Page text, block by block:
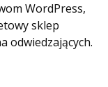
WordPress,
sklep
odwiedzających.